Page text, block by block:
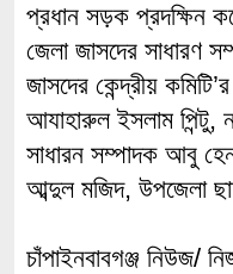
প্রধান সড়ক প্রদক্ষিন
জেলা জাসদের সাধারণ
জাসদের কেন্দ্রীয়
আযাহারুল ইসলাম পিন্টু,
সাধারন সম্পাদক আবু
আব্দুল মজিদ, উপজেলা
চাঁপাইনবাবগঞ্জ নিউজ/